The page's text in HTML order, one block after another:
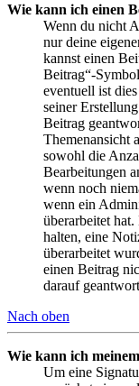
Wie kann ich einen
Wenn du nicht
nur deine
kannst einen
Beitrag“-
eventuell ist
seiner
Beitrag
Themenansicht
sowohl die
Bearbeitungen
wenn noch
wenn ein
überarbeitet
halten, eine
überarbeitet
einen Beitrag
darauf
Nach oben
Wie kann ich
Um eine